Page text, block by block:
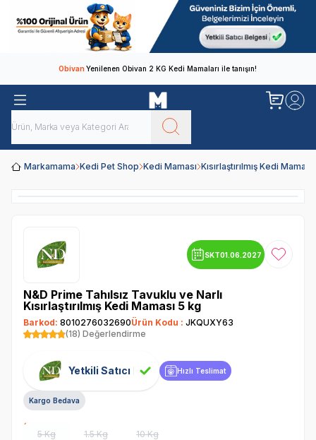
ObivanYenilenen Obivan 2 KG Kedi Mamaları ile tanışın!
Markamama Kedi Pet Shop Kedi Maması Kısırlaştırılmış Kedi Maması
SKT01.06.2027 Favoriye
N&D Prime Tahılsız Tavuklu ve Narlı
Kısırlaştırılmış Kedi Maması 5 kg
Barkod: 8010276032690Ürün Kodu : JKQUXY63
(18) Değerlendirme
Yetkili Satıcı Hızlı Teslimat
Kargo Bedava
5 Kg 1.5 Kg 10 Kg